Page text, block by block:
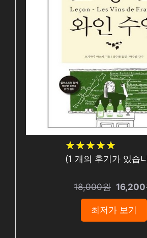
★★★★★
★★★★★
(1 개의 후기가 있습
18,000원 16,200
최저가 보기